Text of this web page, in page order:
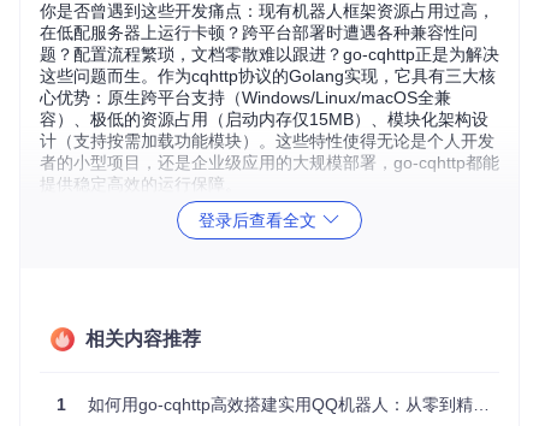
你是否曾遇到这些开发痛点：现有机器人框架资源占用过高，
在低配服务器上运行卡顿？跨平台部署时遭遇各种兼容性问
题？配置流程繁琐，文档零散难以跟进？go-cqhttp正是为解决
这些问题而生。作为cqhttp协议的Golang实现，它具有三大核
心优势：原生跨平台支持（Windows/Linux/macOS全兼
容）、极低的资源占用（启动内存仅15MB）、模块化架构设
计（支持按需加载功能模块）。这些特性使得无论是个人开发
者的小型项目，还是企业级应用的大规模部署，go-cqhttp都能
提供稳定高效的运行保障。
模块化功能拆解：核心组件与技术架构
HTTP API
主动调用
实现简单，兼
定时任务触
登录后查看全文
相关内容推荐
1 如何用go-cqhttp高效搭建实用QQ机器人：从零到精通指南